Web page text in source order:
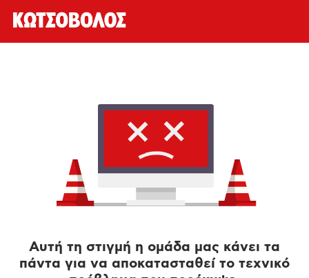
Αυτή τη στιγμή η ομάδα μας κάνει τα
πάντα για να αποκατασταθεί το τεχνικό